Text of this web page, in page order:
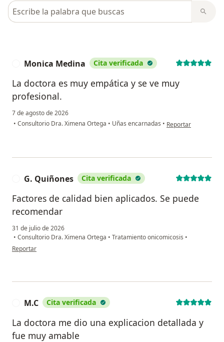
Busca en opiniones
Monica Medina Cita verificada
La doctora es muy empática y se ve muy
profesional.
7 de agosto de 2026
• Consultorio Dra. Ximena Ortega • Uñas encarnadas • en opinión del
Reportar
G. Quiñones Cita verificada
Factores de calidad bien aplicados. Se puede
recomendar
31 de julio de 2026
• Consultorio Dra. Ximena Ortega • Tratamiento onicomicosis •
en opinión del usuario G. Quiñones
Reportar
M.C Cita verificada
La doctora me dio una explicacion detallada y
fue muy amable